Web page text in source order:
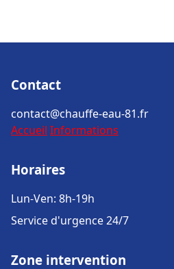
Contact
contact@chauffe-eau-81.fr
Accueil Informations
Horaires
Lun-Ven: 8h-19h
Service d'urgence 24/7
Zone intervention